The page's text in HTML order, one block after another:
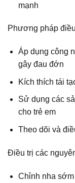
mạnh
Phương pháp
Áp dụng công
gây đau đớn
Kích thích tái
Sử dụng các
cho trẻ em
Theo dõi và
Điều trị các
Chỉnh nha